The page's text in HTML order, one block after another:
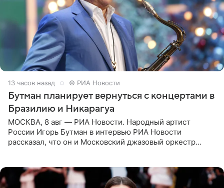
13 часов назад © РИА Новости
Бутман планирует вернуться с концертами в
Бразилию и Никарагуа
МОСКВА, 8 авг — РИА Новости. Народный артист
России Игорь Бутман в интервью РИА Новости
рассказал, что он и Московский джазовый оркестр